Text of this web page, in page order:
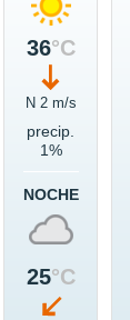
36°C
N 2 m/s
precip.
1%
NOCHE
25°C